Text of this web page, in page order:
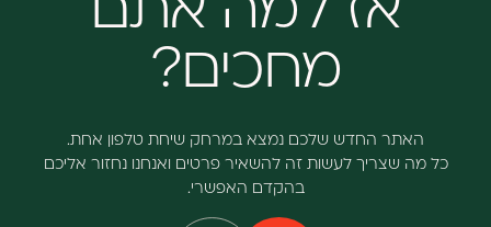
מחכים?
האתר החדש שלכם נמצא במרחק שיחת טלפון אחת.
כל מה שצריך לעשות זה להשאיר פרטים ואנחנו נחזור אליכם
בהקדם האפשרי.